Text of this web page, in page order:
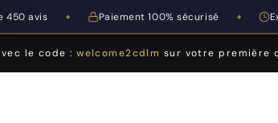
450 avis ◆ Paiement 100% sécurisé ◆
le code :welcome2cdlm sur votre première